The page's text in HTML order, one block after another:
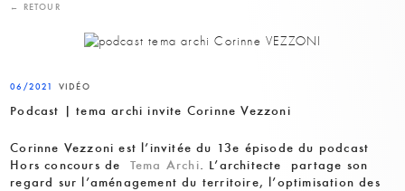
← RETOUR
06/2021 VIDÉO
Podcast | tema archi invite Corinne Vezzoni
Corinne Vezzoni est l’invitée du 13e épisode du podcast
Hors concours de Tema Archi. L’architecte partage son
regard sur l’aménagement du territoire, l’optimisation des